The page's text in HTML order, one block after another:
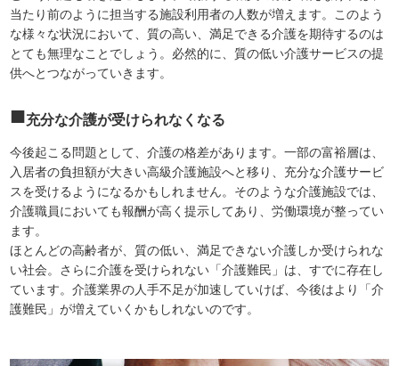
当たり前のように担当する施設利用者の人数が増えます。このよう
な様々な状況において、質の高い、満足できる介護を期待するのは
とても無理なことでしょう。必然的に、質の低い介護サービスの提
供へとつながっていきます。
充分な介護が受けられなくなる
今後起こる問題として、介護の格差があります。一部の富裕層は、
入居者の負担額が大きい高級介護施設へと移り、充分な介護サービ
スを受けるようになるかもしれません。そのような介護施設では、
介護職員においても報酬が高く提示してあり、労働環境が整ってい
ます。
ほとんどの高齢者が、質の低い、満足できない介護しか受けられな
い社会。さらに介護を受けられない「介護難民」は、すでに存在し
ています。介護業界の人手不足が加速していけば、今後はより「介
護難民」が増えていくかもしれないのです。